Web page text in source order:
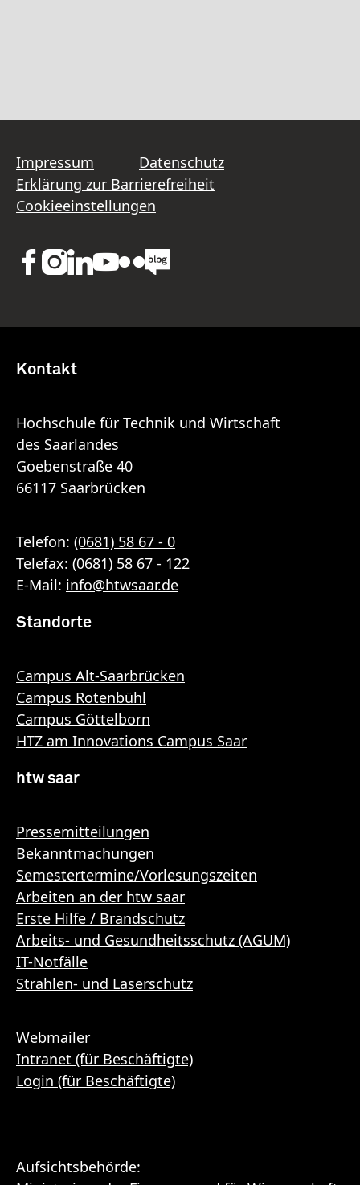
Impressum
Datenschutz
Erklärung zur Barrierefreiheit
Cookieeinstellungen
Kontakt
Hochschule für Technik und Wirtschaft
des Saarlandes
Goebenstraße 40
66117 Saarbrücken
Telefon: (0681) 58 67 - 0
Telefax: (0681) 58 67 - 122
E-Mail: info@htwsaar.de
Standorte
Campus Alt-Saarbrücken
Campus Rotenbühl
Campus Göttelborn
HTZ am Innovations Campus Saar
htw saar
Pressemitteilungen
Bekanntmachungen
Semestertermine/Vorlesungszeiten
Arbeiten an der htw saar
Erste Hilfe / Brandschutz
Arbeits- und Gesundheitsschutz (AGUM)
IT-Notfälle
Strahlen- und Laserschutz
Webmailer
Intranet (für Beschäftigte)
Login (für Beschäftigte)
Aufsichtsbehörde: